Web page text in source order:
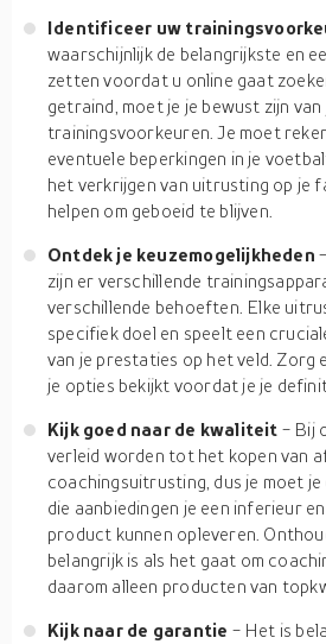
Identificeer uw
waarschijnlijk de belangrijkste en
zetten voordat u online gaat
getraind, moet je je bewust zijn van
trainingsvoorkeuren. Je moet
eventuele beperkingen in je
het verkrijgen van uitrusting op je
helpen om geboeid te blijven.
Ontdek je keuzemogelijkheden
zijn er verschillende
verschillende behoeften. Elke
specifiek doel en speelt een
van je prestaties op het veld. Zorg
je opties bekijkt voordat je je
Kijk goed naar de kwaliteit - Bij
verleid worden tot het kopen van
coachingsuitrusting, dus je moet
die aanbiedingen je een inferieur
product kunnen opleveren.
belangrijk is als het gaat om
daarom alleen producten van
Kijk naar de garantie - Het is